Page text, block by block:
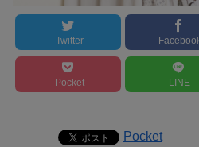
Twitter
Pocket LINE
Pocket